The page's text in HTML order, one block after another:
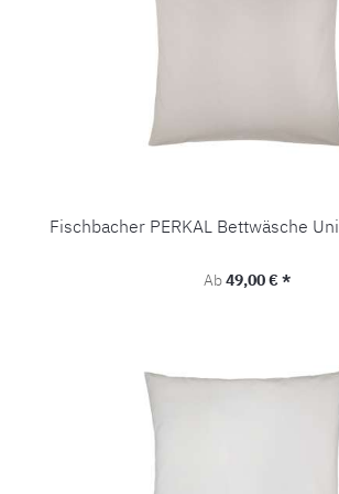
Fischbacher PERKAL Bettwäsche
Regulärer Preis:
Ab49,00 € *